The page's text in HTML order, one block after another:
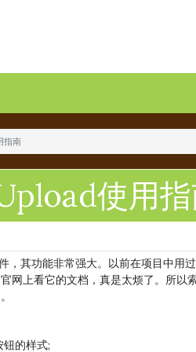
指南
使用
其功能非常强大。以前在项目中用
网上看它的文档，真是太烦了。所以
的样式;